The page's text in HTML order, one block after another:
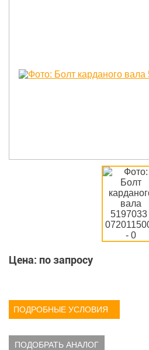
Цена: по запросу
ПОДРОБНЫЕ УСЛОВИЯ
ПОДОБРАТЬ АНАЛОГ